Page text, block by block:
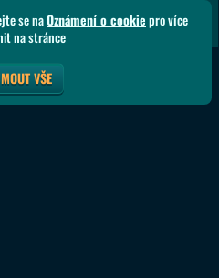
se naOznámení o cookiepro více
na stránce
VŠE